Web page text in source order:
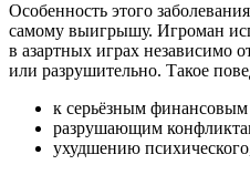
Особенность этого
самому выигрышу. Игроман
в азартных играх независимо
или разрушительно. Такое
к серьёзным финансовым
разрушающим
ухудшению